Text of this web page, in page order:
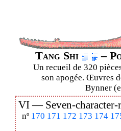
Tang Shi –
Un recueil de 320
son apogée. Œuvres
Bynner
VI — Seven-
nº 170 171 172 173 174